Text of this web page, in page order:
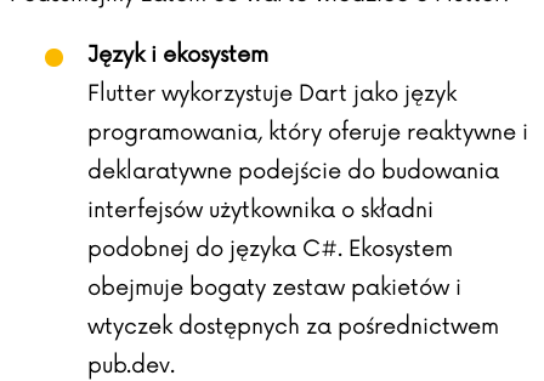
Język i ekosystem
Flutter wykorzystuje Dart jako język
programowania, który oferuje reaktywne i
deklaratywne podejście do budowania
interfejsów użytkownika o składni
podobnej do języka C#. Ekosystem
obejmuje bogaty zestaw pakietów i
wtyczek dostępnych za pośrednictwem
pub.dev.